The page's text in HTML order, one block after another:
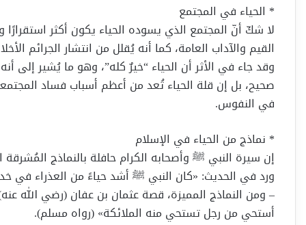
* الحياء في المجتمع
لا شكّ أنّ المجتمع الذي يسوده الحياء يكون أكثر استقرارًا
القيم والآداب العامة، كما أنه يُقلل من انتشار الجرائم
وقد جاء في الأثر أن الحياء “خيرٌ كله”، وهو ما يُشير إلى
صحيح، بل إن قلة الحياء تُعد من أعظم أسباب فساد
في النفوس.
* نماذج من الحياء في الإسلام
إن سيرة النبي ﷺ وأصحابه الكرام حافلة بالنماذج
ورد في الحديث: «كان النبي ﷺ أشد حياءً من العذراء في
– ومن النماذج المميزة، قصة عثمان بن عفان (رضي الله
أستحي من رجل تستحي منه الملائكة» (رواه مسلم).